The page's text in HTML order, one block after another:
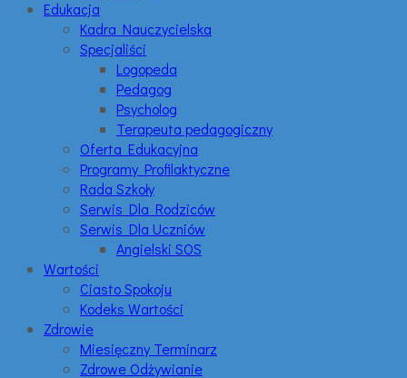
Edukacja
Kadra Nauczycielska
Specjaliści
Logopeda
Pedagog
Psycholog
Terapeuta pedagogiczny
Oferta Edukacyjna
Programy Profilaktyczne
Rada Szkoły
Serwis Dla Rodziców
Serwis Dla Uczniów
Angielski SOS
Wartości
Ciasto Spokoju
Kodeks Wartości
Zdrowie
Miesięczny Terminarz
Zdrowe Odżywianie